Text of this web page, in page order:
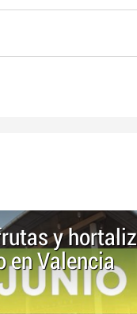
y
en Valencia